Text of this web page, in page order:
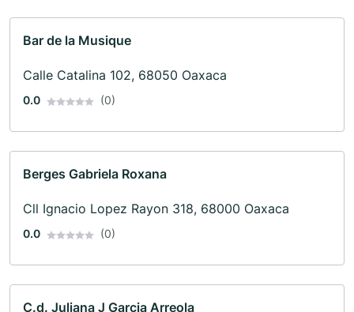
Bar de la Musique
Calle Catalina 102, 68050 Oaxaca
0.0 (0)
Berges Gabriela Roxana
Cll Ignacio Lopez Rayon 318, 68000 Oaxaca
0.0 (0)
C.d. Juliana J Garcia Arreola